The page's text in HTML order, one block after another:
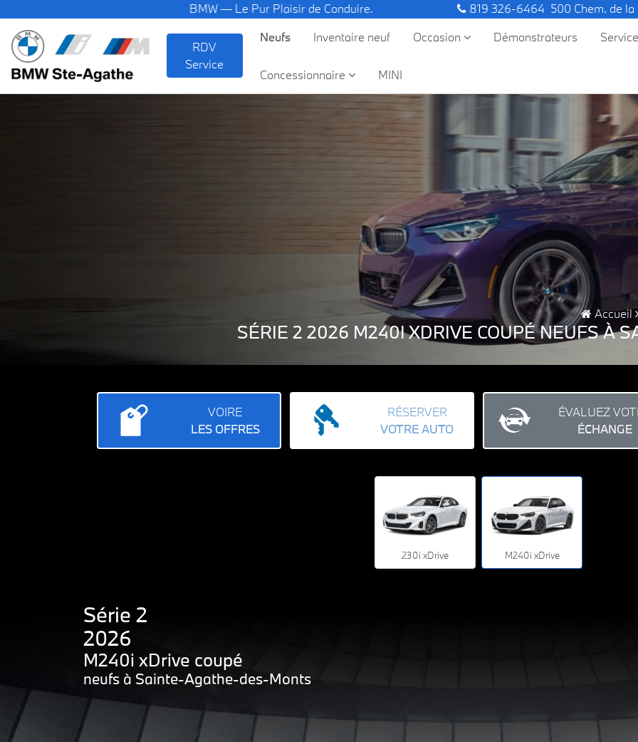
BMW — Le Pur Plaisir de Conduire. 819 326-6464 500 Chem. de
RDV
Service
Neufs Inventaire neuf Occasion Démonstrateurs
Concessionnaire MINI
Accueil
SÉRIE 2 2026 M240I XDRIVE COUPÉ NEUFS À
VOIRE
LES OFFRES
RÉSERVER
VOTRE AUTO
ÉVALUEZ
ÉCHANGE
230i xDrive M240i xDrive
Série 2
2026
M240i xDrive coupé
neufs à Sainte-Agathe-des-Monts